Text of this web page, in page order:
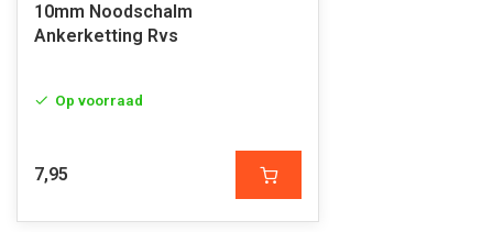
10mm Noodschalm
Ankerketting Rvs
Op voorraad
7,95